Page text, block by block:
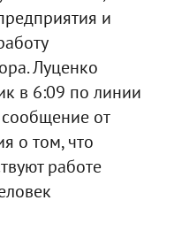
и
Луценко
в 6:09 по линии
от
о том, что
работе